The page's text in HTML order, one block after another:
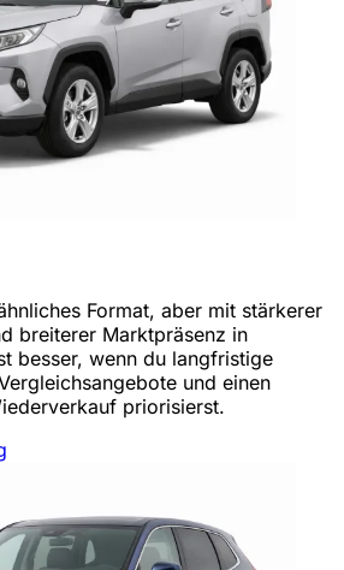
Format, aber mit stärkerer
breiterer Marktpräsenz in
besser, wenn du langfristige
und einen
priorisierst.